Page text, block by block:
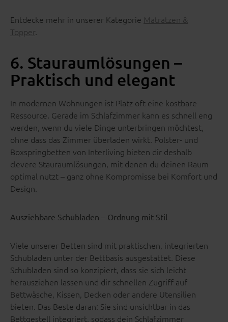
Entdecke mehr in unserer Kategorie Matratzen &
Topper.
6. Stauraumlösungen –
Praktisch und elegant
In modernen Wohnungen ist Platz oft eine kostbare
Ressource. Gerade im Schlafzimmer kann es schnell eng
werden, wenn du viele Dinge unterbringen möchtest,
ohne dass das Zimmer überladen wirkt. Polster- und
Boxspringbetten von Interliving bieten dir deshalb
clevere Stauraumlösungen, mit denen du deinen Raum
optimal nutzt – ganz ohne Kompromisse bei Komfort und
Design.
Ausziehbare Schubladen – Ordnung mit Stil
Viele unserer Betten sind mit praktischen, integrierten
Schubladen unter der Bettbasis ausgestattet. Diese
Schubladen sind so konzipiert, dass sie sich leicht
herausziehen lassen und dir schnellen Zugriff auf
Bettwäsche, Kissen, Decken oder andere Utensilien
bieten. Das Beste daran: Sie sind unsichtbar in das
Bettgestell integriert, sodass dein Schlafzimmer